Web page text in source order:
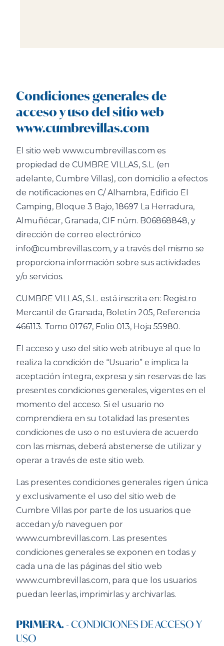
Condiciones generales de
acceso y uso del sitio web
www.cumbrevillas.com
El sitio web www.cumbrevillas.com es
propiedad de CUMBRE VILLAS, S.L. (en
adelante, Cumbre Villas), con domicilio a efectos
de notificaciones en C/ Alhambra, Edificio El
Camping, Bloque 3 Bajo, 18697 La Herradura,
Almuñécar, Granada, CIF núm. B06868848, y
dirección de correo electrónico
info@cumbrevillas.com, y a través del mismo se
proporciona información sobre sus actividades
y/o servicios.
CUMBRE VILLAS, S.L. está inscrita en: Registro
Mercantil de Granada, Boletín 205, Referencia
466113. Tomo 01767, Folio 013, Hoja 55980.
El acceso y uso del sitio web atribuye al que lo
realiza la condición de “Usuario” e implica la
aceptación íntegra, expresa y sin reservas de las
presentes condiciones generales, vigentes en el
momento del acceso. Si el usuario no
comprendiera en su totalidad las presentes
condiciones de uso o no estuviera de acuerdo
con las mismas, deberá abstenerse de utilizar y
operar a través de este sitio web.
Las presentes condiciones generales rigen única
y exclusivamente el uso del sitio web de
Cumbre Villas por parte de los usuarios que
accedan y/o naveguen por
www.cumbrevillas.com. Las presentes
condiciones generales se exponen en todas y
cada una de las páginas del sitio web
www.cumbrevillas.com, para que los usuarios
puedan leerlas, imprimirlas y archivarlas.
PRIMERA.- CONDICIONES DE ACCESO Y
USO